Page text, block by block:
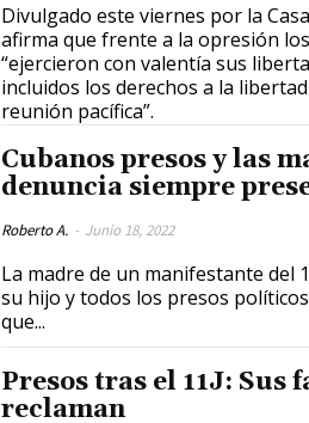
Divulgado este viernes por la
afirma que frente a la opresión
“ejercieron con valentía sus
incluidos los derechos a la
reunión pacífica”.
Cubanos presos y las
denuncia siempre
Roberto A. - Junio 18, 2022
La madre de un manifestante del
su hijo y todos los presos
que...
Presos tras el 11J: Sus
reclaman